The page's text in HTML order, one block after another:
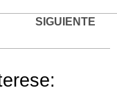
SIGUIENTE